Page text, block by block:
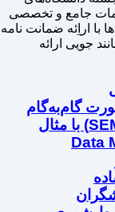
جامع و تخصصی
با اراِئه ضمانت نامه
زیر 20 درصد همانند جویی ارائه